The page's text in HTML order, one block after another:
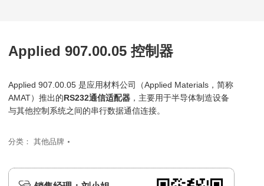
Applied 907.00.05 控制器
Applied 907.00.05 是应用材料公司（Applied Materials，简称
AMAT）推出的RS232通信适配器，主要用于半导体制造设备
与其他控制系统之间的串行数据通信连接。
分类： 其他品牌